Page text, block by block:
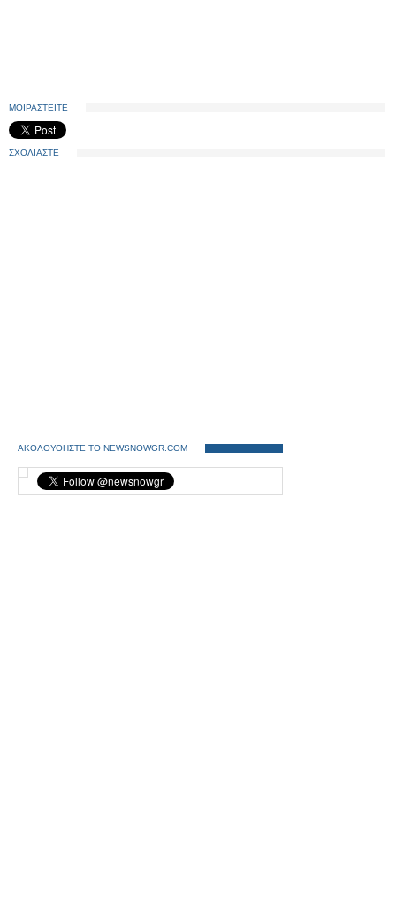
ΜΟΙΡΑΣΤΕΙΤΕ
ΣΧΟΛΙΑΣΤΕ
ΑΚΟΛΟΥΘΗΣΤΕ ΤΟ NEWSNOWGR.COM